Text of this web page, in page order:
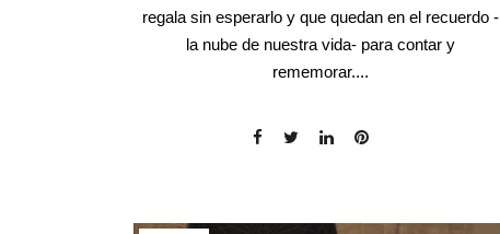
regala sin esperarlo y que quedan en el recuerdo -
la nube de nuestra vida- para contar y
rememorar....